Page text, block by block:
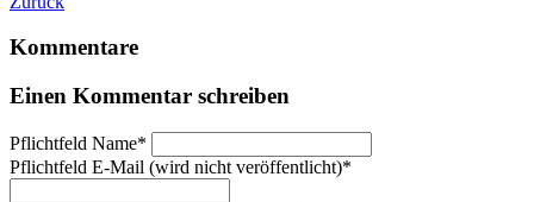
Kommentare
Einen Kommentar schreiben
Pflichtfeld Name*
Pflichtfeld E-Mail (wird nicht veröffentlicht)*